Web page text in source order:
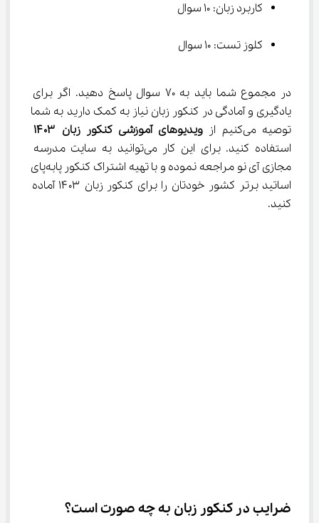
کاربرد زبان: ۱۰ سوال
کلوز تست: ۱۰ سوال
در مجموع شما باید به ۷۰ سوال پاسخ دهید. اگر برای
یادگیری و آمادگی در کنکور زبان نیاز به کمک دارید به شما
توصیه می‌کنیم از
ویدیوهای آموزشی کنکور زبان ۱۴۰۳
استفاده کنید. برای این کار می‌توانید به سایت مدرسه
مجازی آی نو مراجعه نموده و با تهیه اشتراک کنکور پابه‌پای
اساتید برتر کشور خودتان را برای کنکور زبان ۱۴۰۳ آماده
کنید.
ضرایب در کنکور زبان به چه صورت است؟